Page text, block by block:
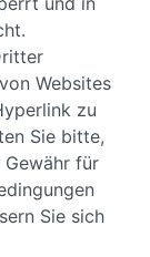
Websites
zu
Sie bitte,
für
Sie sich